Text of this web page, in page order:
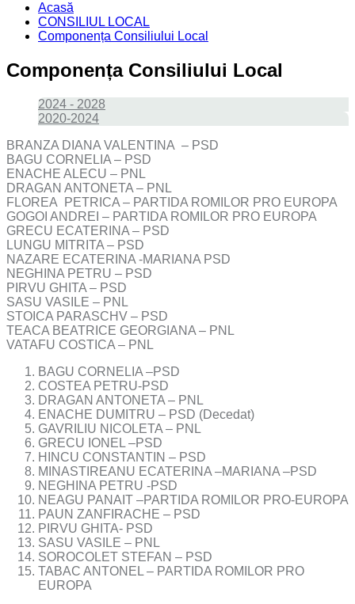
Acasă
CONSILIUL LOCAL
Componența Consiliului Local
Componența Consiliului Local
2024 - 2028
2020-2024
BRANZA DIANA VALENTINA – PSD
BAGU CORNELIA – PSD
ENACHE ALECU – PNL
DRAGAN ANTONETA – PNL
FLOREA PETRICA – PARTIDA ROMILOR PRO EUROPA
GOGOI ANDREI – PARTIDA ROMILOR PRO EUROPA
GRECU ECATERINA – PSD
LUNGU MITRITA – PSD
NAZARE ECATERINA -MARIANA PSD
NEGHINA PETRU – PSD
PIRVU GHITA – PSD
SASU VASILE – PNL
STOICA PARASCHV – PSD
TEACA BEATRICE GEORGIANA – PNL
VATAFU COSTICA – PNL
BAGU CORNELIA –PSD
COSTEA PETRU-PSD
DRAGAN ANTONETA – PNL
ENACHE DUMITRU – PSD (Decedat)
GAVRILIU NICOLETA – PNL
GRECU IONEL –PSD
HINCU CONSTANTIN – PSD
MINASTIREANU ECATERINA –MARIANA –PSD
NEGHINA PETRU -PSD
NEAGU PANAIT –PARTIDA ROMILOR PRO-EUROPA
PAUN ZANFIRACHE – PSD
PIRVU GHITA- PSD
SASU VASILE – PNL
SOROCOLET STEFAN – PSD
TABAC ANTONEL – PARTIDA ROMILOR PRO
EUROPA